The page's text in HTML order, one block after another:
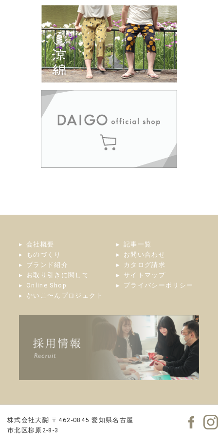
会社概要
ものづくり
ブランド紹介
お取り引きに関して
Online Shop
かいこ〜んプロジェクト
記事一覧
お問い合わせ
カタログ請求
サイトマップ
プライバシーポリシー
株式会社大醐 〒462-0845 愛知県名古屋
市北区柳原2-8-3